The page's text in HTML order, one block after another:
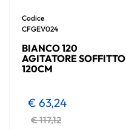
Codice
CFGEV024
BIANCO 120
AGITATORE SOFFITTO
120CM
€ 117,12
€ 63,24